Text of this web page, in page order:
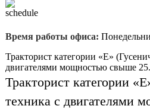
Время работы офиса:
Тракторист категории «E»
двигателями мощностью свыше
Тракторист категории
техника с двигателями